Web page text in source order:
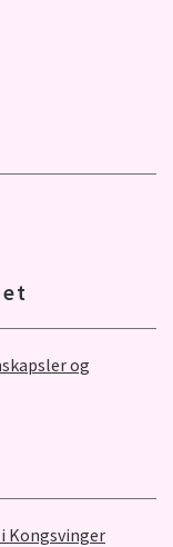
og
Kongsvinger